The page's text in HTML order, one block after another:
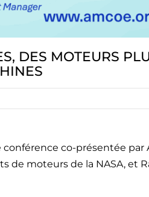
DES MOTEURS
co-présentée par
moteurs de la NASA, et